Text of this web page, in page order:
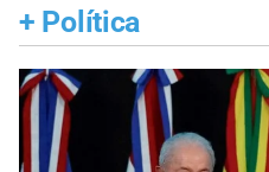
+ Política